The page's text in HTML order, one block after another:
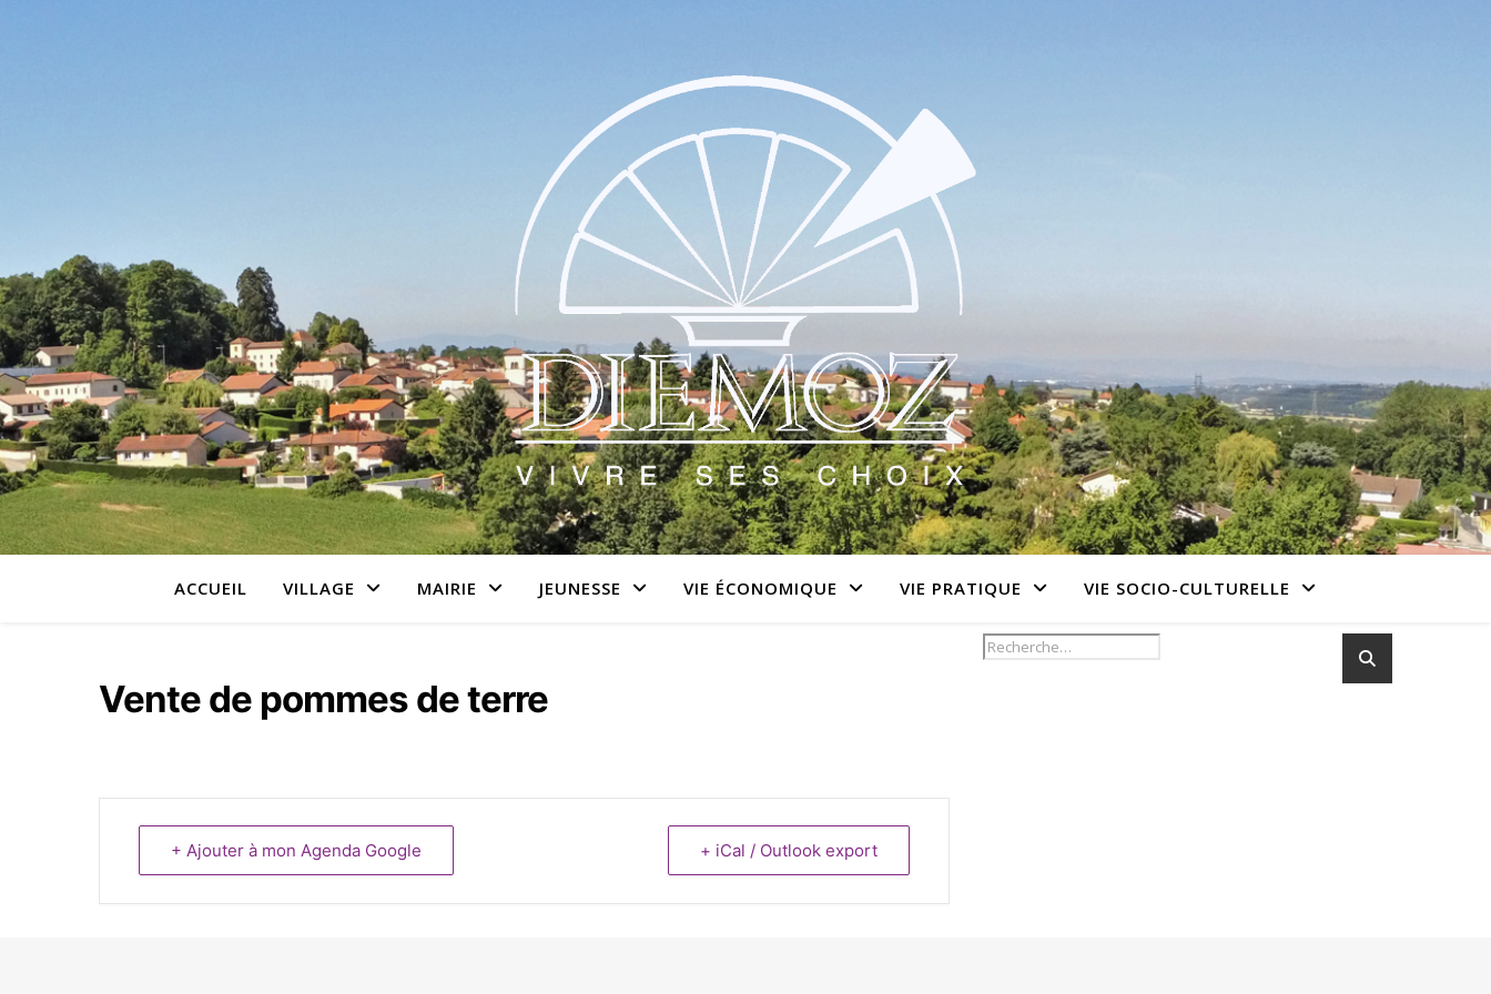
ACCUEIL VILLAGE MAIRIE JEUNESSE VIE ÉCONOMIQUE VIE PRATIQUE VIE SOCIO-CULTURELLE
Vente de pommes de terre
+ Ajouter à mon Agenda Google + iCal / Outlook export